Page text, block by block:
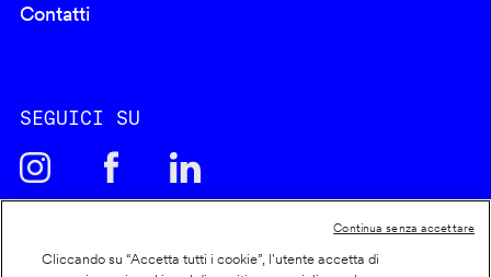
Contatti
SEGUICI SU
Cliccando su “Accetta tutti i cookie”, l'utente accetta di
Continua senza accettare